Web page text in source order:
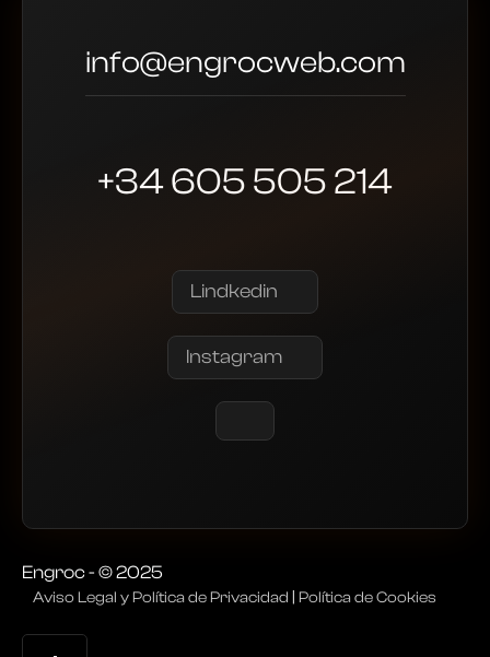
info@engrocweb.com
+34 605 505 214
Lindkedin
Instagram
Engroc - © 2025
Aviso Legal y Política de Privacidad Política de Cookies